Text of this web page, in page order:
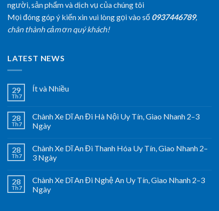
người, sản phẩm và dịch vụ của chúng tôi
Mọi đóng góp ý kiến xin vui lòng gọi vào số 0937446789,
chân thành cảm ơn quý khách!
LATEST NEWS
29
Th7
Ít và Nhiều
28
Th7
Chành Xe Dĩ An Đi Hà Nội Uy Tín, Giao Nhanh 2–3
Ngày
28
Th7
Chành Xe Dĩ An Đi Thanh Hóa Uy Tín, Giao Nhanh 2–
3 Ngày
28
Th7
Chành Xe Dĩ An Đi Nghệ An Uy Tín, Giao Nhanh 2–3
Ngày